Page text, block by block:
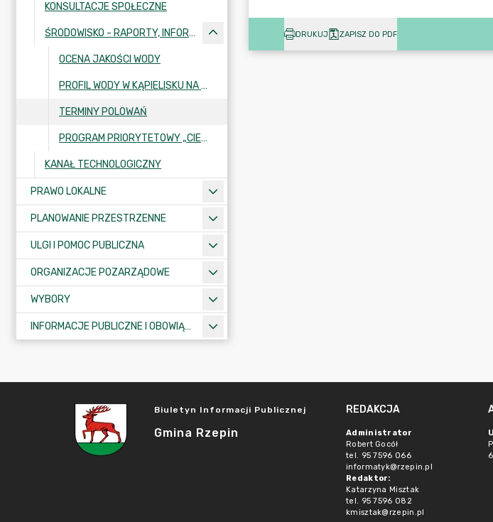
KONSULTACJE SPOŁECZNE
ŚRODOWISKO - RAPORTY, INFORMACJE I PROGRAMY
OCENA JAKOŚCI WODY
PROFIL WODY W KĄPIELISKU NA JEZIORZE „DŁUGIE” W RZEPINIE
TERMINY POLOWAŃ
PROGRAM PRIORYTETOWY „CIEPŁE MIESZKANIE” W GMINIE RZEPIN
KANAŁ TECHNOLOGICZNY
PRAWO LOKALNE
PLANOWANIE PRZESTRZENNE
ULGI I POMOC PUBLICZNA
ORGANIZACJE POZARZĄDOWE
WYBORY
INFORMACJE PUBLICZNE I OBOWIĄZKOWE
DRUKUJ ZAPISZ DO PDF
Biuletyn Informacji Publicznej
Gmina Rzepin
REDAKCJA
Administrator
Robert Gocół
tel. 95 7596 066
informatyk@rzepin.pl
Redaktor:
Katarzyna Misztak
tel. 95 7596 082
kmisztak@rzepin.pl